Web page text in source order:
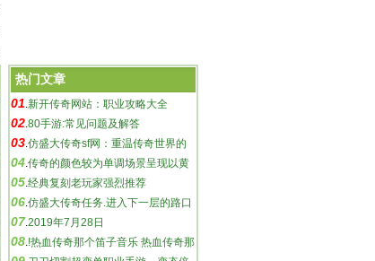
热门文章
01.新开传奇网站：职业攻略大全
02.80手游:常见问题及解答
03.仿盛大传奇sf网：重温传奇世界的
乐趣-仿盛大传奇sf网：探索未知的游戏
世界
04.传奇的颜色较为单调场景呈现以黄
绿灰为主
05.经典复刻老玩家强烈推荐
06.仿盛大传奇任务.进入下一层的路口
是能地图右上角的地方
07.2019年7月28日
08.!热血传奇那个笛子音乐 热血传奇那